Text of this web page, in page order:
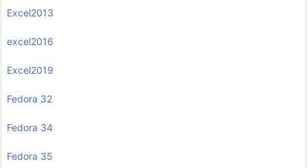
Excel2013
excel2016
Excel2019
Fedora 32
Fedora 34
Fedora 35